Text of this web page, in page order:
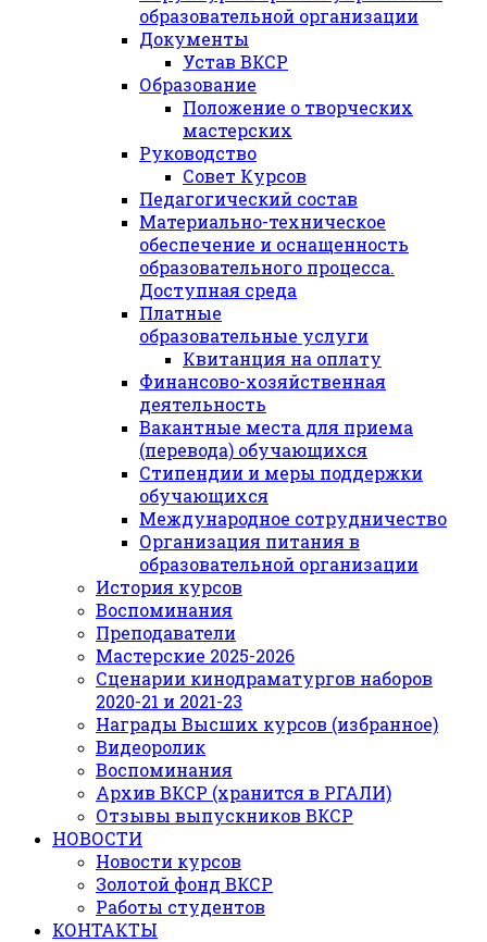
образовательной организации
Документы
Устав ВКСР
Образование
Положение о творческих
мастерских
Руководство
Совет Курсов
Педагогический состав
Материально-техническое
обеспечение и оснащенность
образовательного процесса.
Доступная среда
Платные
образовательные услуги
Квитанция на оплату
Финансово-хозяйственная
деятельность
Вакантные места для приема
(перевода) обучающихся
Стипендии и меры поддержки
обучающихся
Международное сотрудничество
Организация питания в
образовательной организации
История курсов
Воспоминания
Преподаватели
Мастерские 2025-2026
Сценарии кинодраматургов наборов
2020-21 и 2021-23
Награды Высших курсов (избранное)
Видеоролик
Воспоминания
Архив ВКСР (хранится в РГАЛИ)
Отзывы выпускников ВКСР
НОВОСТИ
Новости курсов
Золотой фонд ВКСР
Работы студентов
КОНТАКТЫ